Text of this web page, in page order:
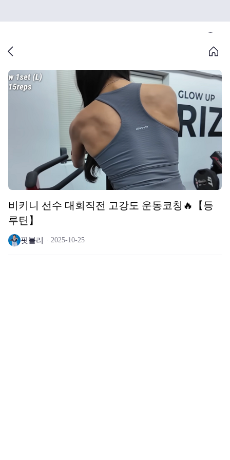
비키니 선수 대회직전 고강도 운동코칭🔥【등
루틴】
핏블리 2025-10-25